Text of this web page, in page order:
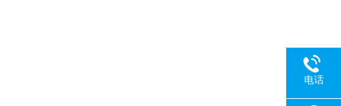
电话